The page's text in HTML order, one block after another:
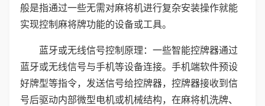
般是指通过一些无需对麻将机进行复杂安装操作就能
实现控制麻将牌功能的设备或工具。
蓝牙或无线信号控制原理：一些智能控牌器通过
蓝牙或无线信号与手机等设备连接。手机端软件预设
好牌型等指令，发送信号给控牌器，控牌器接收到信
号后驱动内部微型电机或机械结构，在麻将机洗牌、